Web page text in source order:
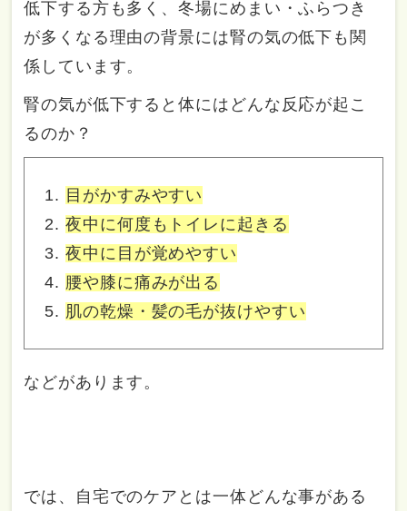
低下する方も多く、冬場にめまい・ふらつき
が多くなる理由の背景には腎の気の低下も関
係しています。
腎の気が低下すると体にはどんな反応が起こ
るのか？
目がかすみやすい
夜中に何度もトイレに起きる
夜中に目が覚めやすい
腰や膝に痛みが出る
肌の乾燥・髪の毛が抜けやすい
などがあります。
では、自宅でのケアとは一体どんな事がある